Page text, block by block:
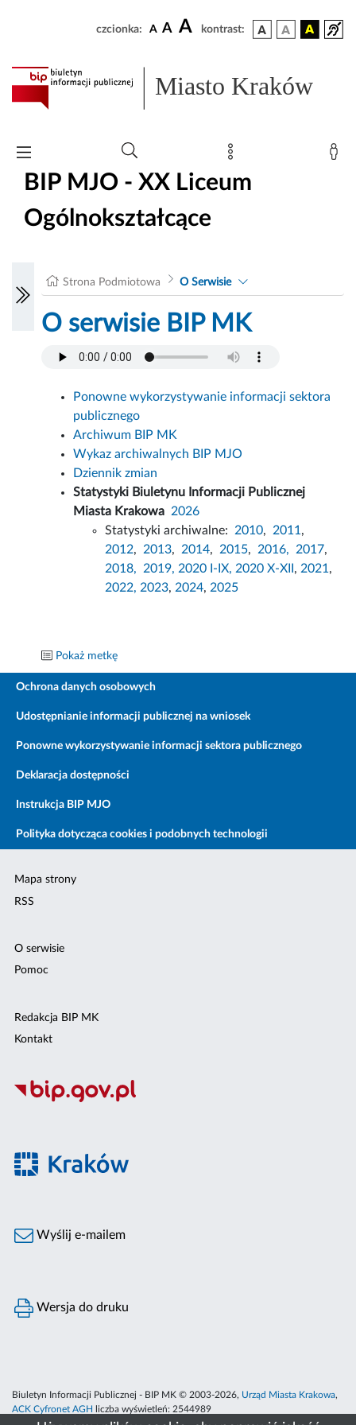
czcionka: A A A kontrast:
Miasto Kraków
BIP MJO - XX Liceum
Ogólnokształcące
Strona Podmiotowa O Serwisie
O serwisie BIP MK
Ponowne wykorzystywanie informacji sektora
publicznego
Archiwum BIP MK
Wykaz archiwalnych BIP MJO
Dziennik zmian
Statystyki Biuletynu Informacji Publicznej
Miasta Krakowa 2026
Statystyki archiwalne: 2010, 2011,
2012, 2013, 2014, 2015, 2016, 2017,
2018,
2019, 2020 I-IX, 2020 X-XII , 2021,
2022, 2023, 2024, 2025
Pokaż metkę
Ochrona danych osobowych
Udostępnianie informacji publicznej na wniosek
Ponowne wykorzystywanie informacji sektora publicznego
Deklaracja dostępności
Instrukcja BIP MJO
Polityka dotycząca cookies i podobnych technologii
Mapa strony
RSS
O serwisie
Pomoc
Redakcja BIP MK
Kontakt
Wyślij e-mailem
Wersja do druku
Biuletyn Informacji Publicznej - BIP MK © 2003-2026, Urząd Miasta Krakowa,
ACK Cyfronet AGH
liczba wyświetleń: 2544989